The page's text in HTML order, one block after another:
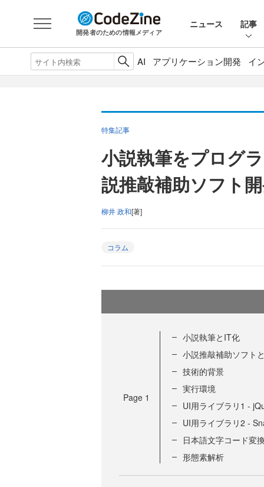
開発者のための情報メディア
ニュース 記事
AI アプリケーション開発 イ
特集記事
小説執筆をプログ
説推敲補助ソフト
柳井 政和[著]
コラム
Page 1
小説執筆とIT化
小説推敲補助ソフト
技術的背景
実行環境
UI用ライブラリ1 -
UI用ライブラリ2 -
日本語文字コード変
形態素解析